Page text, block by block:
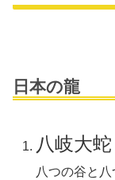
日本の龍
八岐大
八つの谷と